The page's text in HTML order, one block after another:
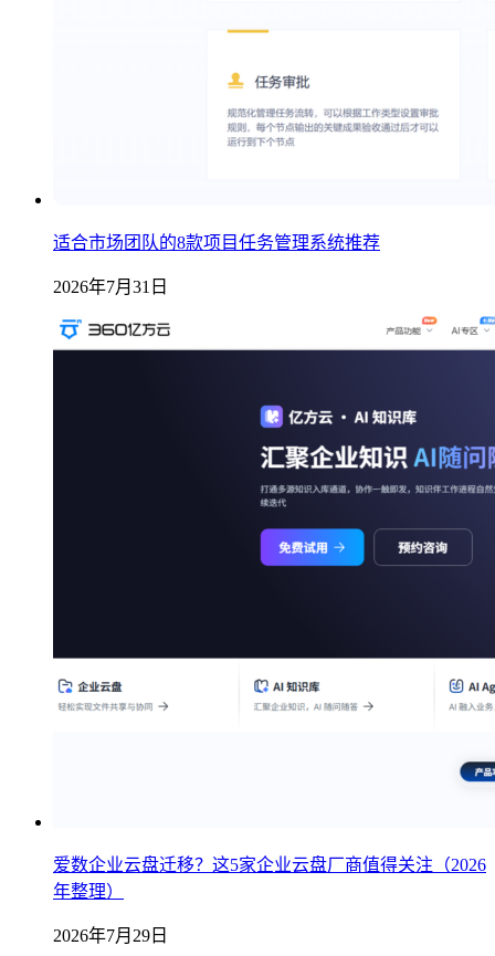
适合市场团队的8款项目任务管理系统推荐
2026年7月31日
爱数企业云盘迁移？这5家企业云盘厂商值得关注（2026
年整理）
2026年7月29日